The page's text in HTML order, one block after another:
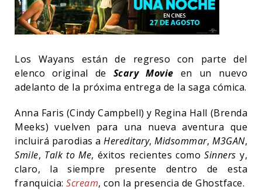
Los Wayans están de regreso con parte del
elenco original de Scary Movie en un nuevo
adelanto de la próxima entrega de la saga cómica.
Anna Faris (Cindy Campbell) y Regina Hall (Brenda
Meeks) vuelven para una nueva aventura que
incluirá parodias aHereditary,Midsommar,M3GAN,
Smile, Talk to Me, éxitos recientes comoSinners y,
claro, la siempre presente dentro de esta
franquicia: Scream, con la presencia de Ghostface.